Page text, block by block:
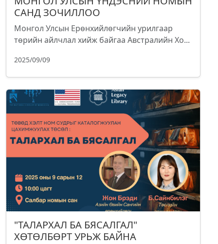
САНД ЗОЧИЛЛОО
Монгол Улсын Ерөнхийлөгчийн урилгаар
төрийн айлчлал хийж байгаа Австралийн Хо...
2025/09/09
"ТАЛАРХАЛ БА БЯСАЛГАЛ"
ХӨТӨЛБӨРТ УРЬЖ БАЙНА